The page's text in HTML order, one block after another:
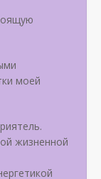
моей
жизненной